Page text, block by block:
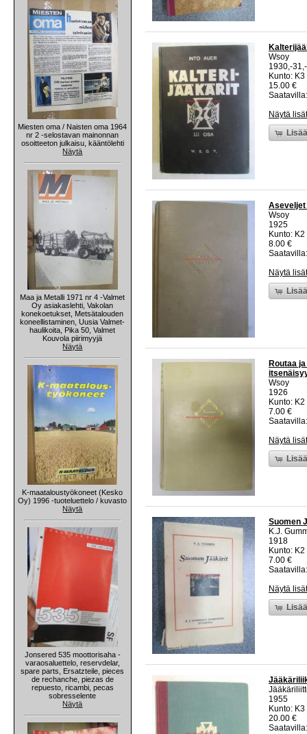
Miesten oma / Naisten oma 1964
nr 2 -selostavan mainonnan
osoitteeton julkaisu, kääntölehti
Näytä
Maa ja Metalli 1971 nr 4 -Valmet
Oy asiakaslehti, Vakolan
konekoetukset, Metsätalouden
koneellistaminen, Uusia Valmet-
haulikoita, Pika 50, Valmet
Kouvola piirimyyjä
Näytä
K-maataloustyökoneet (Kesko
Oy) 1996 -tuoteluettelo / kuvasto
Näytä
Jonsered 535 moottorisaha -
varaosaluettelo, reservdelar,
spare parts, Ersatzteile, pieces
de rechanche, piezas de
repuesto, ricambi, pecas
sobresselente
Näytä
Wsoy
1930,-
Kunto:
15.00 €
Näytä
Aseveljet
Wsoy
1925
Kunto:
8.00 €
Näytä
Routaa
Wsoy
1926
Kunto:
7.00 €
Näytä
Suomen
K.J.
1918
Kunto:
7.00 €
Näytä
1955
Kunto:
20.00 €